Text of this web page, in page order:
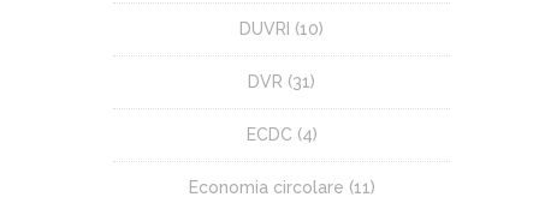
DUVRI (10)
DVR (31)
ECDC (4)
Economia circolare (11)